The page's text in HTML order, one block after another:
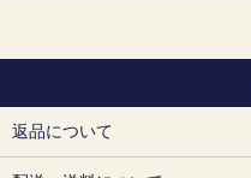
返品について